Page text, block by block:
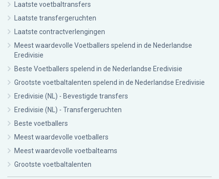
Laatste voetbaltransfers
Laatste transfergeruchten
Laatste contractverlengingen
Meest waardevolle Voetballers spelend in de Nederlandse
Eredivisie
Beste Voetballers spelend in de Nederlandse Eredivisie
Grootste voetbaltalenten spelend in de Nederlandse Eredivisie
Eredivisie (NL) - Bevestigde transfers
Eredivisie (NL) - Transfergeruchten
Beste voetballers
Meest waardevolle voetballers
Meest waardevolle voetbalteams
Grootste voetbaltalenten